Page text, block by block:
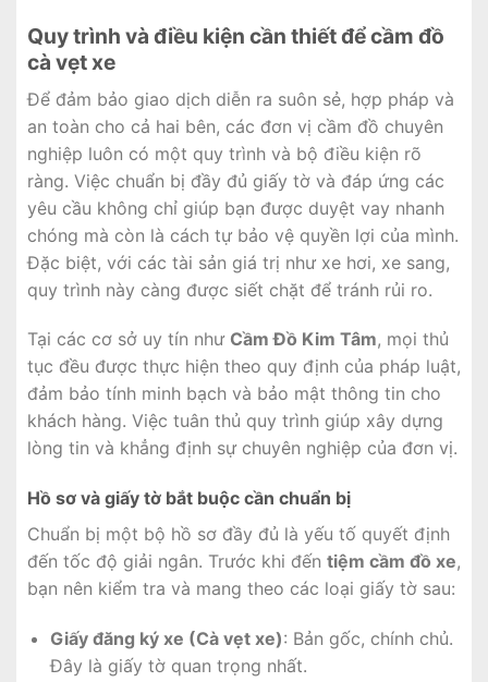
Quy trình và điều kiện cần thiết để cầm đồ
cà vẹt xe
Để đảm bảo giao dịch diễn ra suôn sẻ, hợp pháp và
an toàn cho cả hai bên, các đơn vị cầm đồ chuyên
nghiệp luôn có một quy trình và bộ điều kiện rõ
ràng. Việc chuẩn bị đầy đủ giấy tờ và đáp ứng các
yêu cầu không chỉ giúp bạn được duyệt vay nhanh
chóng mà còn là cách tự bảo vệ quyền lợi của mình.
Đặc biệt, với các tài sản giá trị như xe hơi, xe sang,
quy trình này càng được siết chặt để tránh rủi ro.
Tại các cơ sở uy tín như Cầm Đồ Kim Tâm, mọi thủ
tục đều được thực hiện theo quy định của pháp luật,
đảm bảo tính minh bạch và bảo mật thông tin cho
khách hàng. Việc tuân thủ quy trình giúp xây dựng
lòng tin và khẳng định sự chuyên nghiệp của đơn vị.
Hồ sơ và giấy tờ bắt buộc cần chuẩn bị
Chuẩn bị một bộ hồ sơ đầy đủ là yếu tố quyết định
đến tốc độ giải ngân. Trước khi đến tiệm cầm đồ xe,
bạn nên kiểm tra và mang theo các loại giấy tờ sau:
Giấy đăng ký xe (Cà vẹt xe): Bản gốc, chính chủ.
Đây là giấy tờ quan trọng nhất.